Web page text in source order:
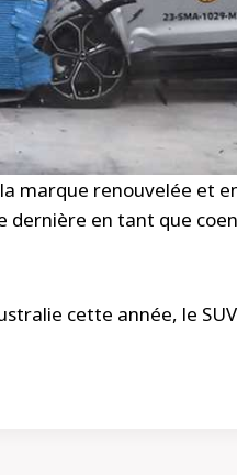
la marque renouvelée et
dernière en tant que
cette année, le